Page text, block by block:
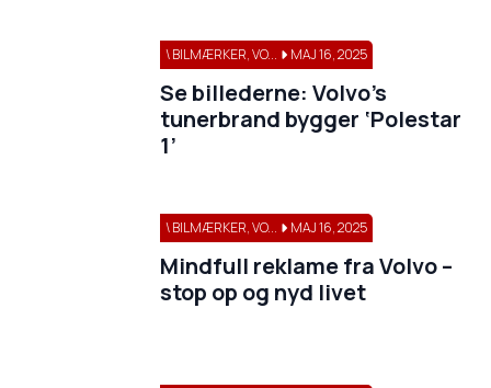
\ BILMÆRKER, VO... MAJ 16, 2025
Se billederne: Volvo’s
tunerbrand bygger ‘Polestar
1’
\ BILMÆRKER, VO... MAJ 16, 2025
Mindfull reklame fra Volvo –
stop op og nyd livet